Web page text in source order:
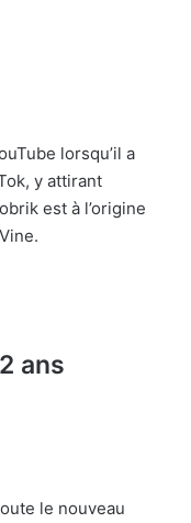
lorsqu’il a
y attirant
est à l’origine
ans
le nouveau